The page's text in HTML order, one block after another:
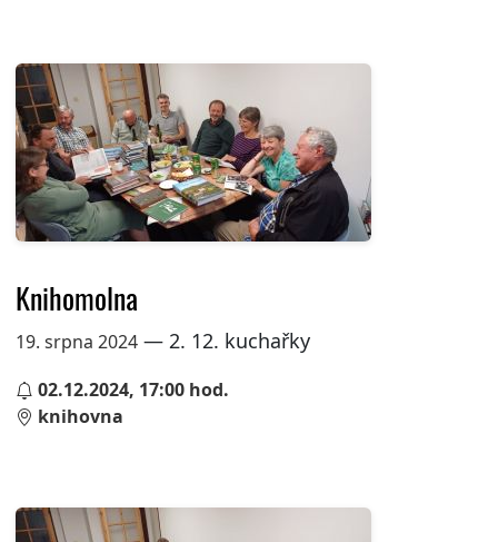
Knihomolna
19. srpna 2024— 2. 12. kuchařky
02.12.2024, 17:00 hod.
knihovna